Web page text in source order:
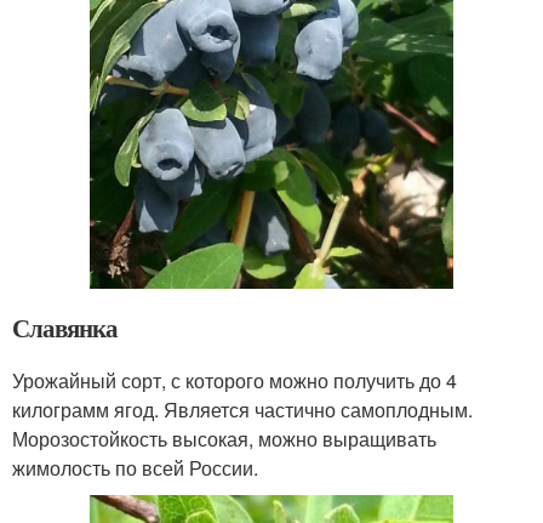
Славянка
Урожайный сорт, с которого можно получить до 4
килограмм ягод. Является частично самоплодным.
Морозостойкость высокая, можно выращивать
жимолость по всей России.